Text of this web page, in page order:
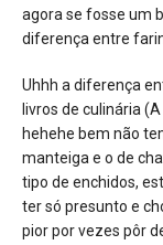
agora se fosse um
diferença entre
Uhhh a diferença
livros de culinária
hehehe bem não
manteiga e o de
tipo de enchidos,
ter só presunto e
pior por vezes pôr